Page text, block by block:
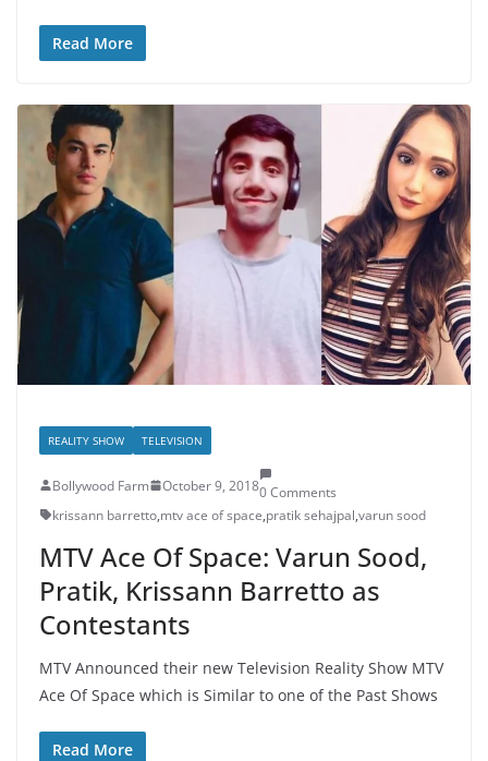
Read More
REALITY SHOW TELEVISION
Bollywood Farm October 9, 20180 Comments
krissann barretto,mtv ace of space,pratik sehajpal,varun sood
MTV Ace Of Space: Varun Sood,
Pratik, Krissann Barretto as
Contestants
MTV Announced their new Television Reality Show MTV
Ace Of Space which is Similar to one of the Past Shows
Read More